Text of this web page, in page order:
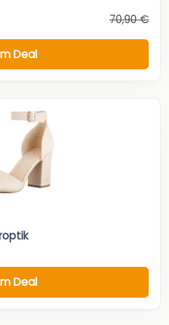
70,90 €
Deal
Deal